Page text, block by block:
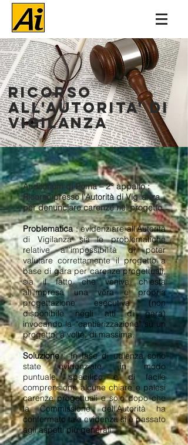
RICORSO
ALL'AUTORITA' DI
VIGILANZA
Auditorium di Roma – 2° appalto :
Ricorso presso l’Autorità di Vigilanza
per denunciare carenze nel progetto.
Problematica: evidenziare all’Autorità
di Vigilanza sia le problematiche
relative all’impossibilità di poter
valutare correttamente il progetto a
base di gara per carenze progettuali,
sia il fatto che veniva chiesta
all'Impresa una vera e propria
progettazione esecutiva (non
disponibile negli atti di gara)
invocando la “cantierizzazione” su un
progetto, a volte, di massima.
Soluzione: In fase di udienza sono
state evidenziate in modo
puntuale,specifico edi facile
comprensione alcune chiare e palesi
carenze progettuali e solo dopo che
la Commissione dell'Autorità ha
confermato tale evidenza si è passato
agli aspetti più generali.